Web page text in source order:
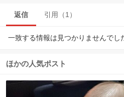
返信 引用（1）
一致する情報は見つかりませんでし
ほかの人気ポスト